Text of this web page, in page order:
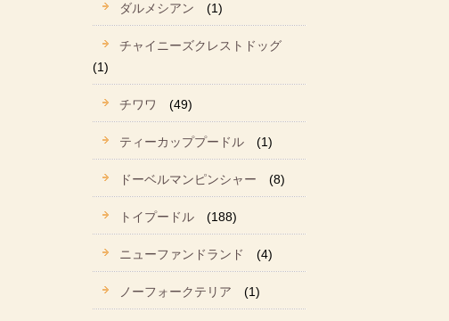
ダルメシアン (1)
チャイニーズクレストドッグ
(1)
チワワ (49)
ティーカッププードル (1)
ドーベルマンピンシャー (8)
トイプードル (188)
ニューファンドランド (4)
ノーフォークテリア (1)